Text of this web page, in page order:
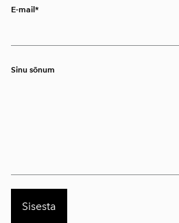
E-mail
Sinu sõnum